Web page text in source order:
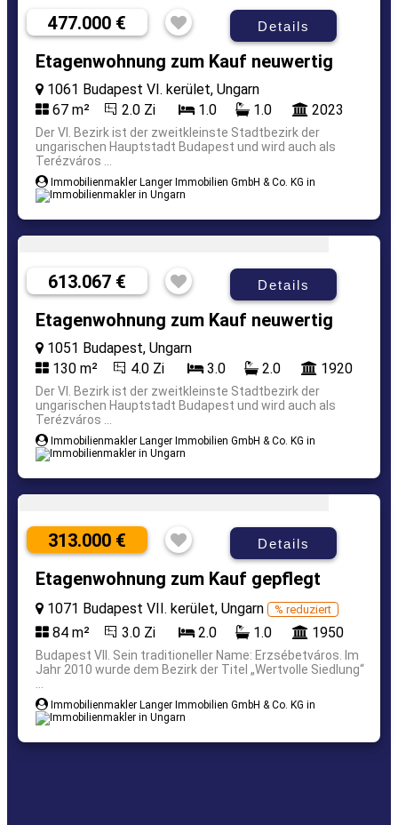
477.000 € Details
Etagenwohnung zum Kauf neuwertig
1061 Budapest VI. kerület, Ungarn
67 m²
2.0 Zi 1.0 1.0 2023
Der VI. Bezirk ist der zweitkleinste Stadtbezirk der
ungarischen Hauptstadt Budapest und wird auch als
Terézváros ...
Immobilienmakler Langer Immobilien GmbH & Co. KG in
613.067 € Details
Etagenwohnung zum Kauf neuwertig
1051 Budapest, Ungarn
130 m²
4.0 Zi 3.0 2.0 1920
Der VI. Bezirk ist der zweitkleinste Stadtbezirk der
ungarischen Hauptstadt Budapest und wird auch als
Terézváros ...
Immobilienmakler Langer Immobilien GmbH & Co. KG in
313.000 € Details
Etagenwohnung zum Kauf gepflegt
1071 Budapest VII. kerület, Ungarn % reduziert
84 m² 3.0 Zi 2.0 1.0 1950
Budapest VII. Sein traditioneller Name: Erzsébetváros. Im
Jahr 2010 wurde dem Bezirk der Titel „Wertvolle Siedlung“
Immobilienmakler Langer Immobilien GmbH & Co. KG in